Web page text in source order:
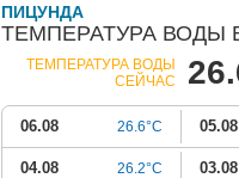
ПИЦУНДА
ТЕМПЕРАТУРА ВОДЫ
ТЕМПЕРАТУРА ВОДЫ
СЕЙЧАС
06.08 26.6°C 05.08
04.08 26.2°C 03.08